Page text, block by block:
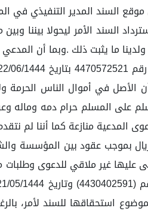
السند المدير التنفيذي في
السند الأمر ليحولا بيننا
ما يثبت ذلك .وبما أن
ردها فضيلته بالصك رقم 4430539872 بتاريخ 01/07/1444 هـــ
على المسلم حرام دمه وماله
منازعة كما أننا لم
وستمائة وخمسون ريال بموجب عقود
سبق) كما قدم المدعي وكالة ردا عبر البرنامج ورد فيه ما نصه: (1.
استحقاقها للسند لأمر،